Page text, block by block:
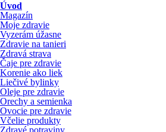
Úvod
Magazín
Moje zdravie
Vyzerám úžasne
Zdravie na tanieri
Zdravá strava
Čaje pre zdravie
Korenie ako liek
Liečivé bylinky
Oleje pre zdravie
Orechy a semienka
Ovocie pre zdravie
Včelie produkty
Zdravé potraviny